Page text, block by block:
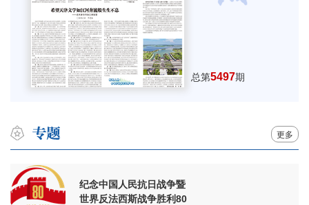
总第5497期
更多
纪念中国人民抗日战争暨
世界反法西斯战争胜利80